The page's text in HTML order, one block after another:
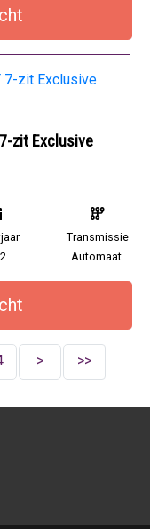
zit Exclusive
Transmissie
Automaat
> >>